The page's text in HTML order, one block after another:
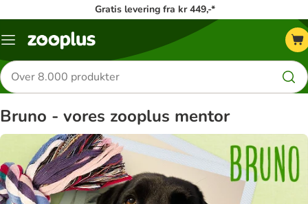
Gratis levering fra kr 449,-*
Menu
Søg
efter
produkter
Bruno - vores zooplus mentor